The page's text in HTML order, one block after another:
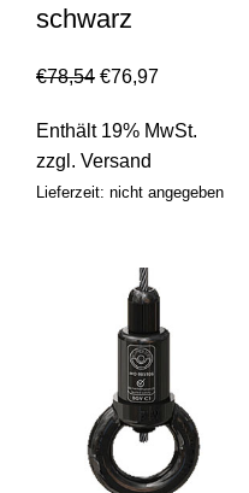
schwarz
€78,54 €76,97
Enthält 19% MwSt.
zzgl. Versand
Lieferzeit: nicht angegeben